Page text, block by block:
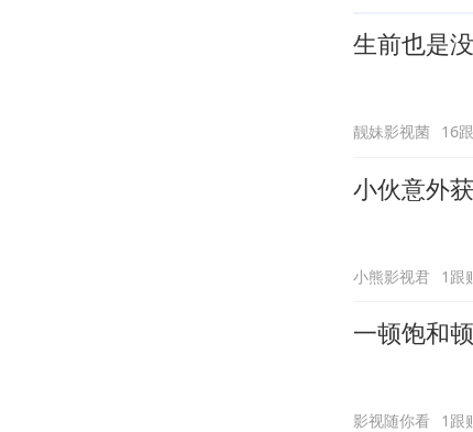
生前也是
靓妹影视菌 16
小伙意外
小熊影视君 1跟
一顿饱和
影视随你看 1跟